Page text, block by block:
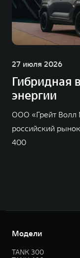
27 июля 2026
Гибридная
энергии
ООО «Грейт Волл
российский
400
Модели
TANK 300